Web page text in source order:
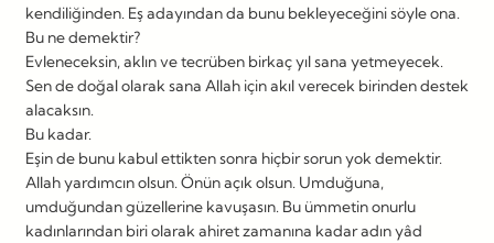
kendiliğinden. Eş adayından da bunu bekleyeceğini söyle ona.
Bu ne demektir?
Evleneceksin, aklın ve tecrüben birkaç yıl sana yetmeyecek.
Sen de doğal olarak sana Allah için akıl verecek birinden destek
alacaksın.
Bu kadar.
Eşin de bunu kabul ettikten sonra hiçbir sorun yok demektir.
Allah yardımcın olsun. Önün açık olsun. Umduğuna,
umduğundan güzellerine kavuşasın. Bu ümmetin onurlu
kadınlarından biri olarak ahiret zamanına kadar adın yâd